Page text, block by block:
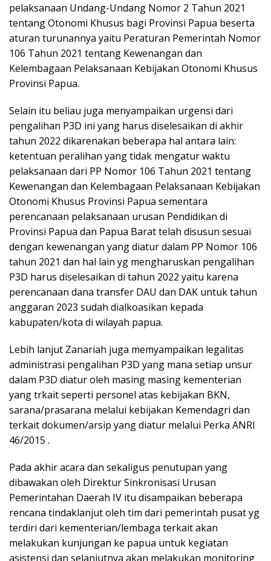
pelaksanaan Undang-Undang Nomor 2 Tahun 2021
tentang Otonomi Khusus bagi Provinsi Papua beserta
aturan turunannya yaitu Peraturan Pemerintah Nomor
106 Tahun 2021 tentang Kewenangan dan
Kelembagaan Pelaksanaan Kebijakan Otonomi Khusus
Provinsi Papua.
Selain itu beliau juga menyampaikan urgensi dari
pengalihan P3D ini yang harus diselesaikan di akhir
tahun 2022 dikarenakan beberapa hal antara lain:
ketentuan peralihan yang tidak mengatur waktu
pelaksanaan dari PP Nomor 106 Tahun 2021 tentang
Kewenangan dan Kelembagaan Pelaksanaan Kebijakan
Otonomi Khusus Provinsi Papua sementara
perencanaan pelaksanaan urusan Pendidikan di
Provinsi Papua dan Papua Barat telah disusun sesuai
dengan kewenangan yang diatur dalam PP Nomor 106
tahun 2021 dan hal lain yg mengharuskan pengalihan
P3D harus diselesaikan di tahun 2022 yaitu karena
perencanaan dana transfer DAU dan DAK untuk tahun
anggaran 2023 sudah dialkoasikan kepada
kabupaten/kota di wilayah papua.
Lebih lanjut Zanariah juga memyampaikan legalitas
administrasi pengalihan P3D yang mana setiap unsur
dalam P3D diatur oleh masing masing kementerian
yang trkait seperti personel atas kebijakan BKN,
sarana/prasarana melalui kebijakan Kemendagri dan
terkait dokumen/arsip yang diatur melalui Perka ANRI
46/2015 .
Pada akhir acara dan sekaligus penutupan yang
dibawakan oleh Direktur Sinkronisasi Urusan
Pemerintahan Daerah IV itu disampaikan beberapa
rencana tindaklanjut oleh tim dari pemerintah pusat yg
terdiri dari kementerian/lembaga terkait akan
melakukan kunjungan ke papua untuk kegiatan
asistensi dan selanjutnya akan melakukan monitoring